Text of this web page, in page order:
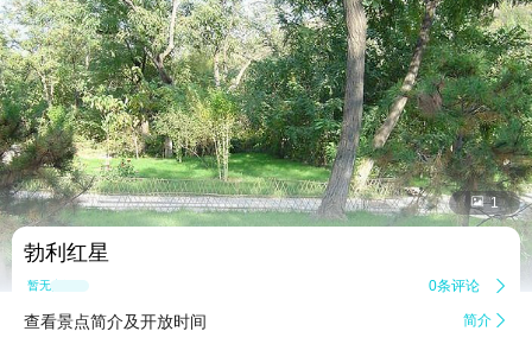
 1
勃利红星
暂无点评 0条评论 
查看景点简介及开放时间 简介 
